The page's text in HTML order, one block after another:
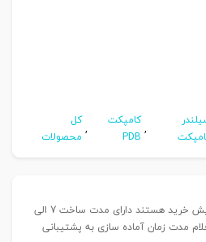
,کامپکت
PDB
,کل
محصولات
محصولاتی که در حالت پیش خرید هستند دارای مدت ساخت 7 الی
مدت زمان آماده سازی به پشتیبانی